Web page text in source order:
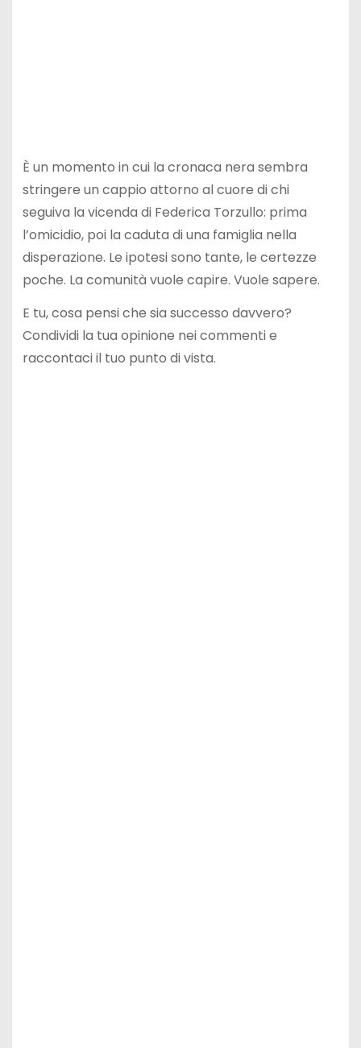
È un momento in cui la cronaca nera sembra
stringere un cappio attorno al cuore di chi
seguiva la vicenda di Federica Torzullo: prima
l’omicidio, poi la caduta di una famiglia nella
disperazione. Le ipotesi sono tante, le certezze
poche. La comunità vuole capire. Vuole sapere.
E tu, cosa pensi che sia successo davvero?
Condividi la tua opinione nei commenti e
raccontaci il tuo punto di vista.